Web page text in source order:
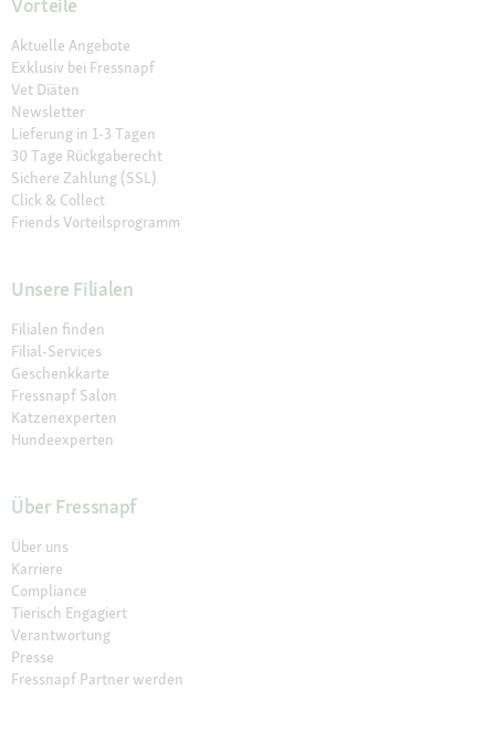
Aktuelle Angebote
Exklusiv bei Fressnapf
Vet Diäten
Newsletter
Lieferung in 1-3 Tagen
30 Tage Rückgaberecht
Sichere Zahlung (SSL)
Click & Collect
Friends Vorteilsprogramm
Unsere Filialen
Filialen finden
Filial-Services
Geschenkkarte
Fressnapf Salon
Katzenexperten
Hundeexperten
Über Fressnapf
Über uns
Karriere
Compliance
Tierisch Engagiert
Verantwortung
Presse
Fressnapf Partner werden